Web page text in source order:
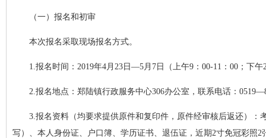
（一）报名和初审
本次报名采取现场报名方式。
1.报名时间：2019年4月23日—5月7日（上午9：00-11：00；下
2.报名地点：郑陆镇行政服务中心306办公室，联系电话：
3.报名资料（均要求提供原件和复印件，原件经审核后返还）
写）、本人身份证、户口簿、学历证书、退伍证，近期2寸免冠彩照2